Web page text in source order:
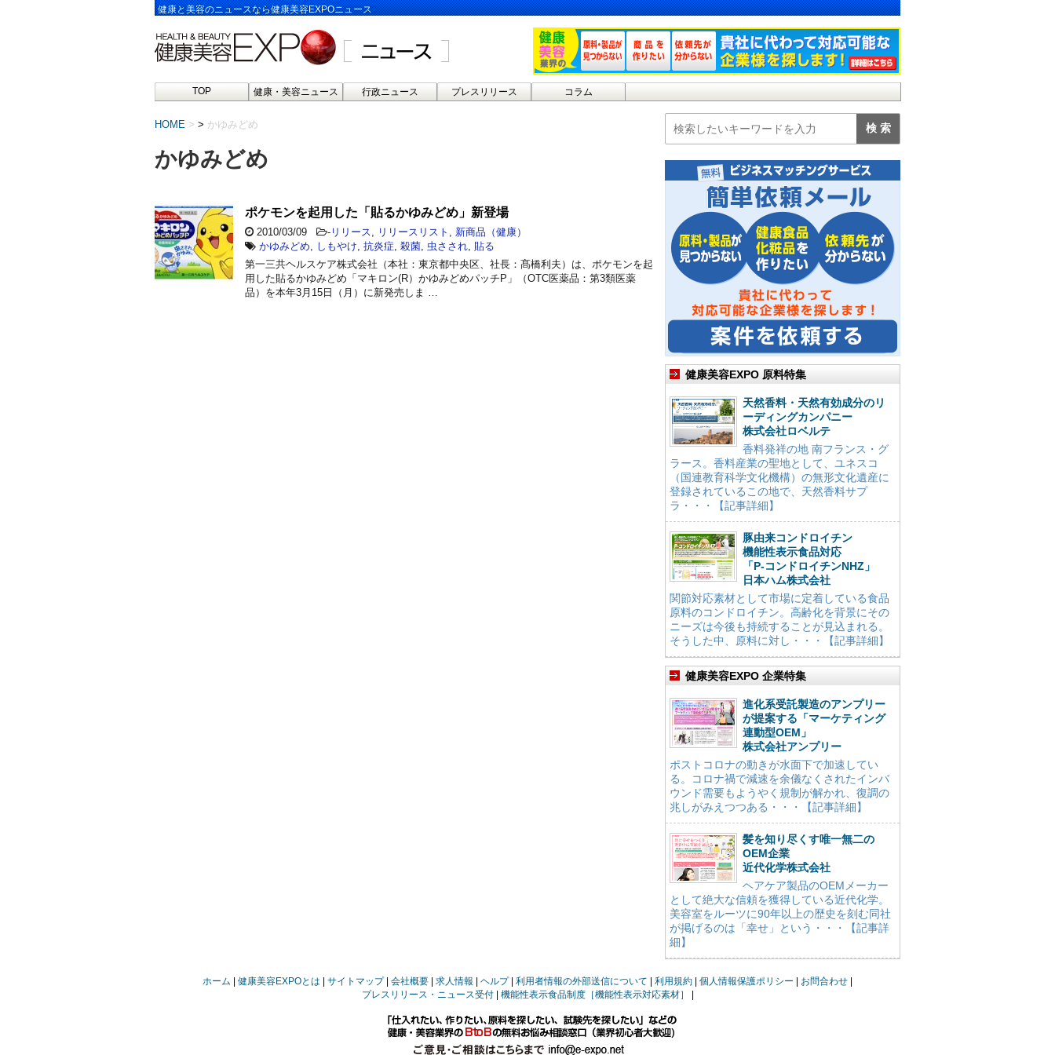
健康と美容のニュースなら健康美容EXPOニュース
TOP 健康・美容ニュース 行政ニュース プレスリリース コラム
HOME > かゆみどめ
かゆみどめ
ポケモンを起用した「貼るかゆみどめ」新登場
2010/03/09 - リリース リリースリスト
新商品（健康）
かゆみどめ
しもやけ 抗炎症 殺菌 虫さされ 貼る
第一三共ヘルスケア株式会社（本社：東京都中央区、社長：髙橋利夫）は、ポケモンを起
用した貼るかゆみどめ「マキロン(R）かゆみどめパッチP」（OTC医薬品：第3類医薬
品）を本年3月15日（月）に新発売しま …
健康美容EXPO 原料特集
天然香料・天然有効成分のリ
ーディングカンパニー
株式会社ロベルテ
香料発祥の地 南フランス・グ
ラース。香料産業の聖地として、ユネスコ
（国連教育科学文化機構）の無形文化遺産に
登録されているこの地で、天然香料サプ
ラ・・・【記事詳細】
豚由来コンドロイチン
機能性表示食品対応
「P-コンドロイチンNHZ」
日本ハム株式会社
関節対応素材として市場に定着している食品
原料のコンドロイチン。高齢化を背景にその
ニーズは今後も持続することが見込まれる。
そうした中、原料に対し・・・【記事詳細】
健康美容EXPO 企業特集
進化系受託製造のアンプリー
が提案する「マーケティング
連動型OEM」
株式会社アンプリー
ポストコロナの動きが水面下で加速してい
る。コロナ禍で減速を余儀なくされたインバ
ウンド需要もようやく規制が解かれ、復調の
兆しがみえつつある・・・【記事詳細】
髪を知り尽くす唯一無二の
OEM企業
近代化学株式会社
ヘアケア製品のOEMメーカー
として絶大な信頼を獲得している近代化学。
美容室をルーツに90年以上の歴史を刻む同社
が掲げるのは「幸せ」という・・・【記事詳
細】
ホーム 健康美容EXPOとは サイトマップ 会社概要 求人情報 ヘルプ 利用者情報の外部送信について 利用規約 個人情報保護ポリシー
お問合わせ
プレスリリース・ニュース受付
機能性表示食品制度［機能性表示対応素材］